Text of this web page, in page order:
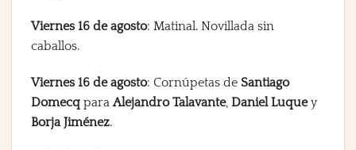
Viernes 16 de agosto: Matinal. Novillada sin
caballos.
Viernes 16 de agosto: Cornúpetas de Santiago
Domecq paraAlejandro Talavante, Daniel Luquey
Borja Jiménez.